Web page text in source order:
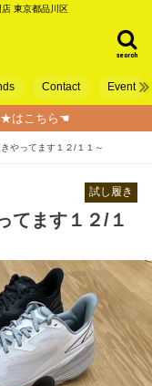
東京都品川区
search
Contact Event
★はこちら☚
やってます１２/１１～
試し履き
てます１２/１